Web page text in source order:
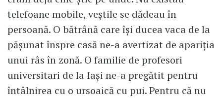
telefoane mobile, veștile se dădeau în
persoană. O bătrână care își ducea vaca de la
pășunat înspre casă ne-a avertizat de apariția
unui râs în zonă. O familie de profesori
universitari de la Iași ne-a pregătit pentru
întâlnirea cu o ursoaică cu pui. Pentru că nu